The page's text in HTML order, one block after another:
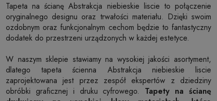
Tapeta na ścianę Abstrakcja niebieskie liscie to połączenie
oryginalnego designu oraz trwałości materiału. Dzięki swoim
ozdobnym oraz funkcjonalnym cechom będzie to fantastyczny
dodatek do przestrzeni urządzonych w każdej estetyce.
W naszym sklepie stawiamy na wysokiej jakości asortyment,
dlatego tapeta ścienna Abstrakcja niebieskie liscie
zaprojektowana jest przez zespół ekspertów z dziedziny
obróbki graficznej i druku cyfrowego. Tapety na ścianę